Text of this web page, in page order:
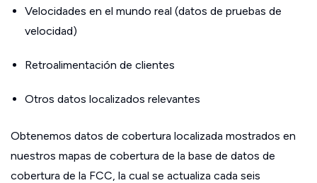
Velocidades en el mundo real (datos de pruebas de
velocidad)
Retroalimentación de clientes
Otros datos localizados relevantes
Obtenemos datos de cobertura localizada mostrados en
nuestros mapas de cobertura de la base de datos de
cobertura de la FCC, la cual se actualiza cada seis